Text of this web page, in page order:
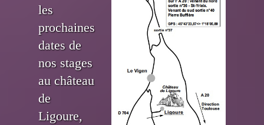
les
prochaines
dates de
nos stages
au château
de
Ligoure,